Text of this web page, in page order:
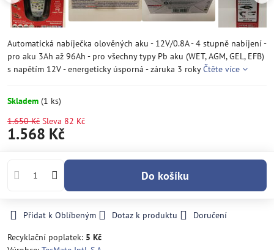
Automatická nabíječka olověných aku - 12V/0.8A - 4 stupně nabíjení -
pro aku 3Ah až 96Ah - pro všechny typy Pb aku (WET, AGM, GEL, EFB)
s napětím 12V - energeticky úsporná - záruka 3 rokyČtěte více
Skladem (1 ks)
1.650 Kč Sleva 82 Kč
1.568 Kč
Do košíku
Přidat k Oblíbeným Dotaz k produktu
Doručení
Recyklační poplatek: 5 Kč